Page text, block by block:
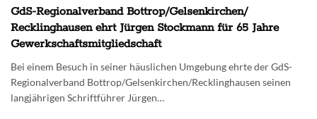
GdS-Regionalverband Bottrop/Gelsenkirchen/
Recklinghausen ehrt Jürgen Stockmann für 65 Jahre
Gewerkschaftsmitgliedschaft
Bei einem Besuch in seiner häuslichen Umgebung ehrte der GdS-
Regionalverband Bottrop/Gelsenkirchen/Recklinghausen seinen
langjährigen Schriftführer Jürgen…